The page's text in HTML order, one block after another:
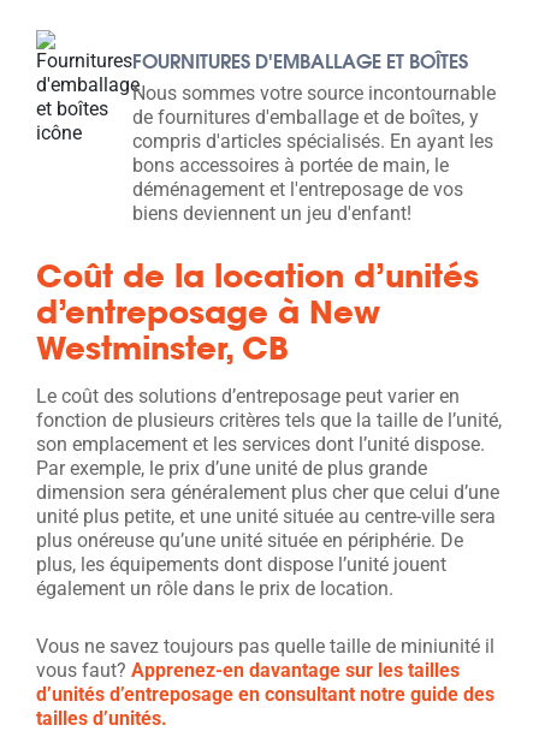
FOURNITURES D'EMBALLAGE ET BOÎTES
Nous sommes votre source incontournable
de fournitures d'emballage et de boîtes, y
compris d'articles spécialisés. En ayant les
bons accessoires à portée de main, le
déménagement et l'entreposage de vos
biens deviennent un jeu d'enfant!
Coût de la location d’unités
d’entreposage à New
Westminster, CB
Le coût des solutions d’entreposage peut varier en
fonction de plusieurs critères tels que la taille de l’unité,
son emplacement et les services dont l’unité dispose.
Par exemple, le prix d’une unité de plus grande
dimension sera généralement plus cher que celui d’une
unité plus petite, et une unité située au centre-ville sera
plus onéreuse qu’une unité située en périphérie. De
plus, les équipements dont dispose l’unité jouent
également un rôle dans le prix de location.
Vous ne savez toujours pas quelle taille de miniunité il
vous faut? Apprenez-en davantage sur les tailles
d’unités d’entreposage en consultant notre guide des
tailles d’unités.